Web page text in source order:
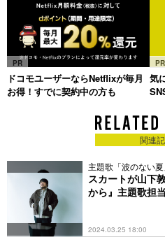
PR
ドコモユーザーならNetflixが毎月
お得！すでに契約中の方も
PR
気
関連
主題歌「波のない
スカートが山下
から』主題歌担
2024.03.25 18:00